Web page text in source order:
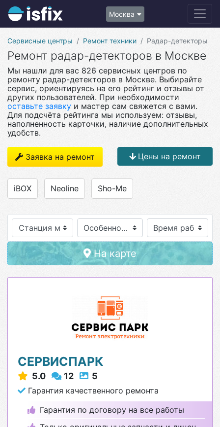
Москва
Сервисные центры Ремонт техники Радар-детекторы
Ремонт радар-детекторов в Москве
Мы нашли для вас 826 сервисных центров по
ремонту радар-детекторов в Москве. Выбирайте
сервис, ориентируясь на его рейтинг и отзывы от
других пользователей. При необходимости
оставьте заявку и мастер сам свяжется с вами.
Для подсчёта рейтинга мы используем: отзывы,
наполненность карточки, наличие дополнительных
удобств.
Заявка на ремонт Цены на ремонт
iBOX Neoline Sho-Me
Станция метро Особенности
На карте
СЕРВИСПАРК
5.0 12 5
Гарантия качественного ремонта
Гарантия по договору на все работы